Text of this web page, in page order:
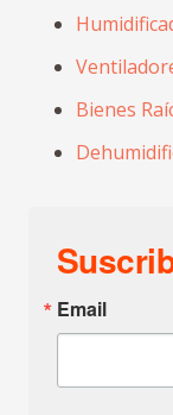
Bienes
Email